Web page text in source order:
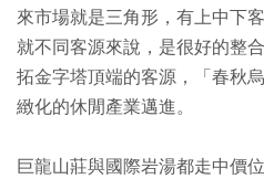
來市場就是三角形，有上中下
就不同客源來說，是很好的整
拓金字塔頂端的客源，「春秋
緻化的休閒產業邁進。
巨龍山莊與國際岩湯都走中價